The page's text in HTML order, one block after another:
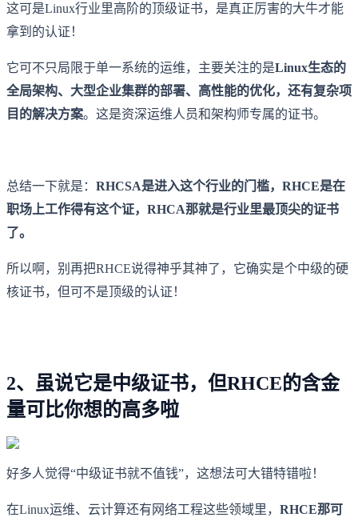
这可是Linux行业里高阶的顶级证书，是真正厉害的大牛才能
拿到的认证！
它可不只局限于单一系统的运维，主要关注的是Linux生态的
全局架构、大型企业集群的部署、高性能的优化，还有复杂项
目的解决方案。这是资深运维人员和架构师专属的证书。
总结一下就是： RHCSA是进入这个行业的门槛，RHCE是在
职场上工作得有这个证，RHCA那就是行业里最顶尖的证书
了。
所以啊，别再把RHCE说得神乎其神了，它确实是个中级的硬
核证书，但可不是顶级的认证！
2、虽说它是中级证书，但RHCE的含金
量可比你想的高多啦
好多人觉得“中级证书就不值钱”，这想法可大错特错啦！
在Linux运维、云计算还有网络工程这些领域里， RHCE那可